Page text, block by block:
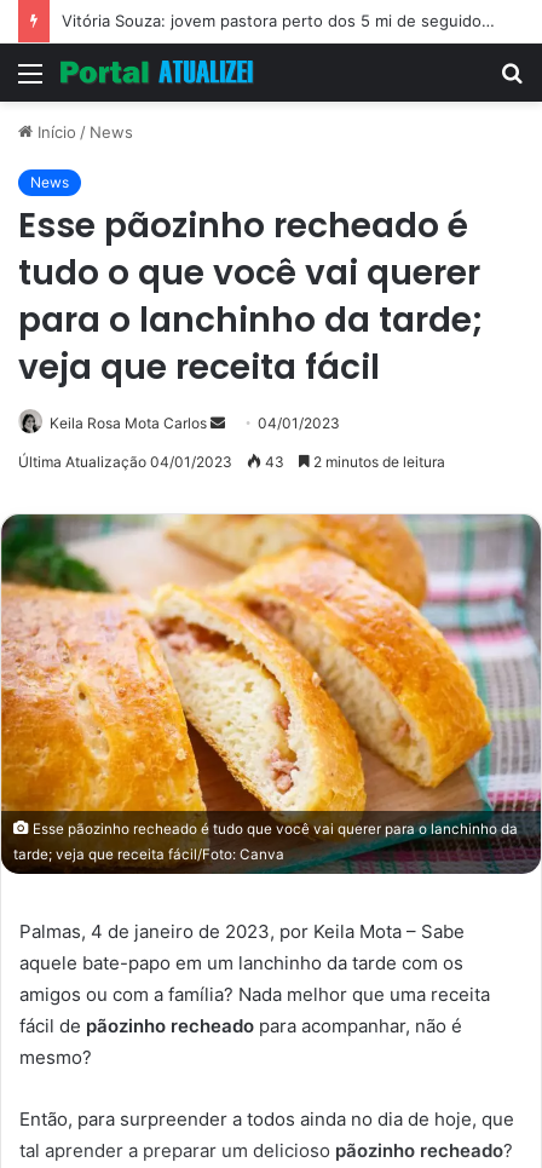
Vitória Souza: jovem pastora perto dos 5 mi de seguidores na web
Menu
Início / News
News
Esse pãozinho recheado é
tudo o que você vai querer
para o lanchinho da tarde;
veja que receita fácil
Keila Rosa Mota Carlos
Mande04/01/2023
Última Atualização 04/01/2023 43 2 minutos de leitura
Esse pãozinho recheado é tudo que você vai querer para o lanchinho da
tarde; veja que receita fácil/Foto: Canva
Palmas, 4 de janeiro de 2023, por Keila Mota – Sabe
aquele bate-papo em um lanchinho da tarde com os
amigos ou com a família? Nada melhor que uma receita
fácil de pãozinho recheado para acompanhar, não é
mesmo?
Então, para surpreender a todos ainda no dia de hoje, que
tal aprender a preparar um delicioso pãozinho recheado?